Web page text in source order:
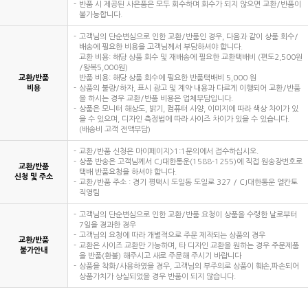
반품 시 제공된 사은품은 모두 회수하며 회수가 되지 않으면 교환/반품이
불가능합니다.
교환/반품
비용
고객님의 단순변심으로 인한 교환/반품인 경우, 다음과 같이 상품 회수/
배송에 필요한 비용을 고객님께서 부담하셔야 합니다.
교환 비용: 해당 상품 회수 및 재배송에 필요한 교환택배비 (편도2,500원
/왕복5,000원)
반품 비용: 해당 상품 회수에 필요한 반품택배비 5,000 원
상품의 불량/하자, 표시 광고 및 계약 내용과 다르게 이행되어 교환/반품
을 하시는 경우 교환/반품 비용은 업체부담입니다.
상품은 모니터 해상도, 밝기, 컴퓨터 사양, 이미지에 따라 색상 차이가 있
을 수 있으며, 디자인 측정법에 따라 사이즈 차이가 있을 수 있습니다.
(배송비 고객 전액부담)
교환/반품
신청 및 주소
교환/반품 신청은 마이페이지>1:1문의에서 접수하십시오.
상품 반송은 고객님께서 CJ대한통운(1588-1255)에 직접 원송장번호로
택배 반품요청을 하셔야 합니다.
교환/반품 주소 : 경기 평택시 도일동 도일로 327 / CJ대한통운 엘칸토
직영팀
교환/반품
불가안내
고객님의 단순변심으로 인한 교환/반품 요청이 상품을 수령한 날로부터
7일을 경과한 경우
고객님의 요청에 따라 개별적으로 주문 제작되는 상품의 경우
교환은 사이즈 교환만 가능하며, 타 디자인 교환을 원하는 경우 주문제품
을 반품(환불) 해주시고 새로 주문해 주시기 바랍니다
상품을 착화/사용하였을 경우, 고객님의 부주의로 상품이 훼손,파손되어
상품가치가 상실되었을 경우 반품이 되지 않습니다.